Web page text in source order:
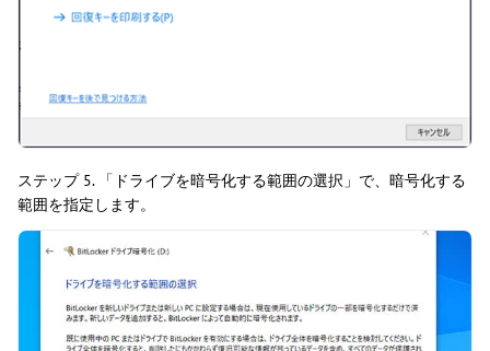
ステップ 5. 「ドライブを暗号化する範囲の選択」で、暗号化する
範囲を指定します。